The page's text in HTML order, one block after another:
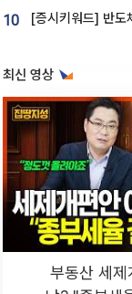
10
최신 영상
부동산 세